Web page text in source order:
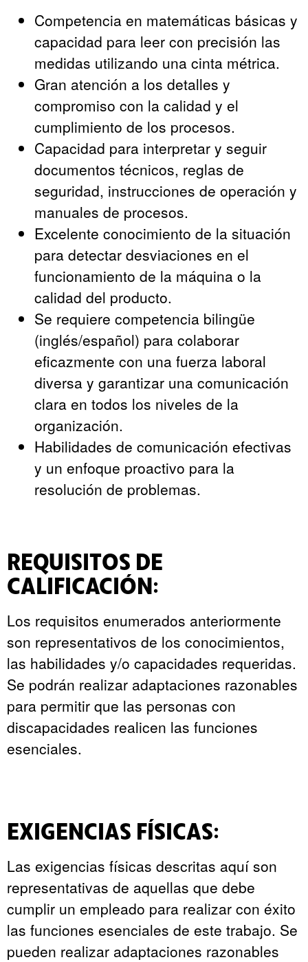
Competencia en matemáticas básicas y
capacidad para leer con precisión las
medidas utilizando una cinta métrica.
Gran atención a los detalles y
compromiso con la calidad y el
cumplimiento de los procesos.
Capacidad para interpretar y seguir
documentos técnicos, reglas de
seguridad, instrucciones de operación y
manuales de procesos.
Excelente conocimiento de la situación
para detectar desviaciones en el
funcionamiento de la máquina o la
calidad del producto.
Se requiere competencia bilingüe
(inglés/español) para colaborar
eficazmente con una fuerza laboral
diversa y garantizar una comunicación
clara en todos los niveles de la
organización.
Habilidades de comunicación efectivas
y un enfoque proactivo para la
resolución de problemas.
REQUISITOS DE
CALIFICACIÓN:
Los requisitos enumerados anteriormente
son representativos de los conocimientos,
las habilidades y/o capacidades requeridas.
Se podrán realizar adaptaciones razonables
para permitir que las personas con
discapacidades realicen las funciones
esenciales.
EXIGENCIAS FÍSICAS:
Las exigencias físicas descritas aquí son
representativas de aquellas que debe
cumplir un empleado para realizar con éxito
las funciones esenciales de este trabajo. Se
pueden realizar adaptaciones razonables